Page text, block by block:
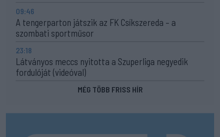
09:46
A tengerparton játszik az FK Csíkszereda – a
szombati sportműsor
23:18
Látványos meccs nyitotta a Szuperliga negyedik
fordulóját (videóval)
MÉG TÖBB FRISS HÍR